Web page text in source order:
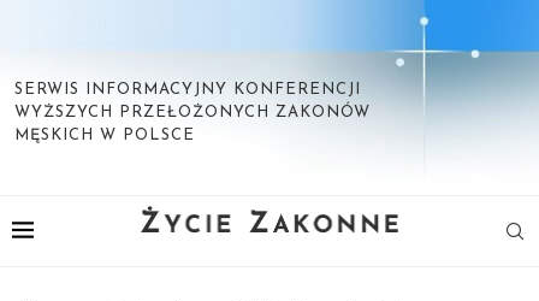
SERWIS INFORMACYJNY KONFERENCJI
WYŻSZYCH PRZEŁOŻONYCH ZAKONÓW
MĘSKICH W POLSCE